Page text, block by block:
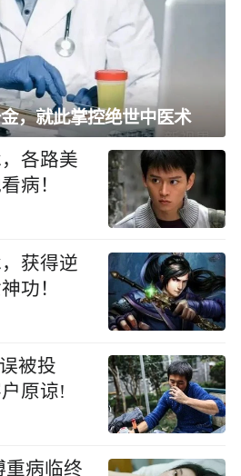
，就此掌控绝世中医术
各路美
病！
获得逆
功！
被投
原谅!
重病临终